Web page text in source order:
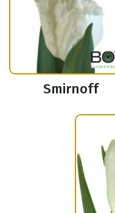
Smirnoff